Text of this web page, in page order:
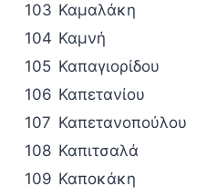
103 Καμαλάκη
104 Καμνή
105 Καπαγιορίδου
106 Καπετανίου
107 Καπετανοπούλου
108 Καπιτσαλά
109 Καποκάκη